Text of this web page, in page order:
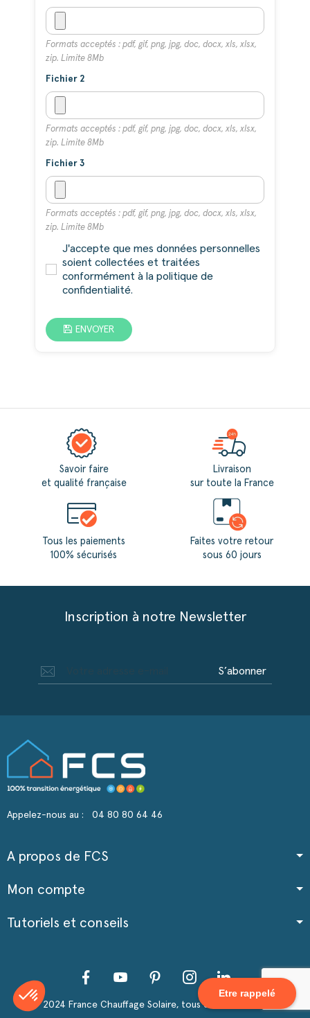
Etre rappelé
Formats acceptés : pdf, gif, png, jpg, doc, docx, xls, xlsx,
zip. Limite 8Mb
Fichier 2
Formats acceptés : pdf, gif, png, jpg, doc, docx, xls, xlsx,
zip. Limite 8Mb
Fichier 3
Formats acceptés : pdf, gif, png, jpg, doc, docx, xls, xlsx,
zip. Limite 8Mb
J'accepte que mes données personnelles
soient collectées et traitées
conformément à la politique de
confidentialité.
ENVOYER
Savoir faire
et qualité française
Tous les paiements
100% sécurisés
Livraison
sur toute la France
Faites votre retour
sous 60 jours
Inscription à notre Newsletter
S’abonner
Appelez-nous au : 04 80 80 64 46
A propos de FCS
Mon compte
Tutoriels et conseils
FacebookYouTube PinterestInstagramLinkedIn
2024 France Chauffage Solaire, tous droits réservés